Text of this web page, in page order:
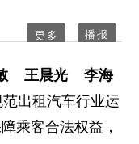
更多
王晨光 李海
出租汽车行业运
乘客合法权益，